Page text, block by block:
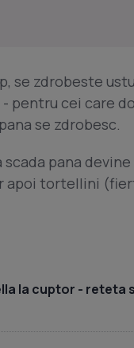
se zdrobeste
pentru cei care
se zdrobesc.
pana devine
apoi tortellini
la cuptor - reteta